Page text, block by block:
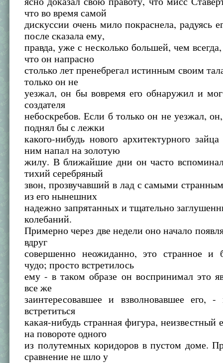
что во время самой
дискуссии очень мило покраснела, радуясь
после сказала ему,
правда, уже с несколько большей, чем
что он напрасно
столько лет пренебрегал истинным своим
только он не
уезжал, он бы вовремя его обнаружил и
создателя
небоскребов. Если б только он не уезжал,
поднял бы с лежки
какого-нибудь нового архитектурного
ним напал на золотую
жилу. В ближайшие дни он часто
тихий серебряный
звон, прозвучавший в лад с самыми
из его нынешних
надежно запрятанных и тщательно
колебаний.
Примерно через две недели оно начало
вдруг
совершенно неожиданно, это странное и
чудо; просто встретилось
ему - в таком образе он воспринимал это
все же
заинтересовавшее и взволновавшее его,
встретиться
какая-нибудь странная фигура, неизвестный
на повороте одного
из полутемных коридоров в пустом доме.
сравнение не шло у